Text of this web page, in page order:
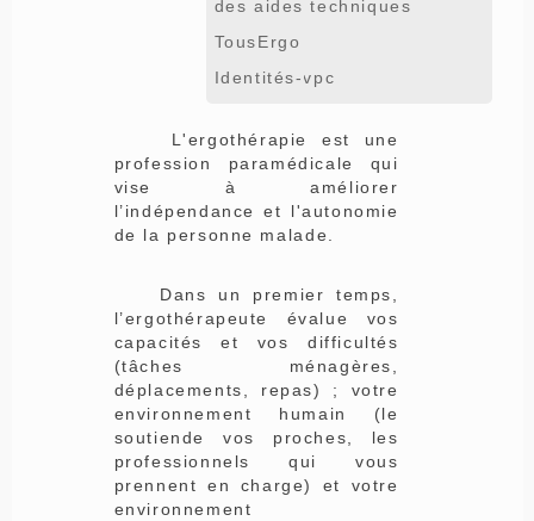
des aides techniques
TousErgo
Identités-vpc
L'ergothérapie est une
profession paramédicale qui
vise à améliorer
l’indépendance et l'autonomie
de la personne malade.
Dans un premier temps,
l’ergothérapeute évalue vos
capacités et vos difficultés
(tâches ménagères,
déplacements, repas) ; votre
environnement humain (le
soutiende vos proches, les
professionnels qui vous
prennent en charge) et votre
environnement